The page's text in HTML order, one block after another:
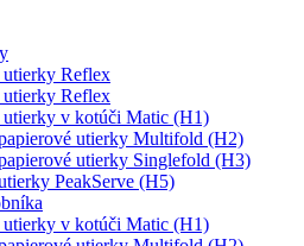
utierky Reflex
utierky Reflex
utierky v kotúči Matic (H1)
utierky Multifold (H2)
utierky Singlefold (H3)
PeakServe (H5)
utierky v kotúči Matic (H1)